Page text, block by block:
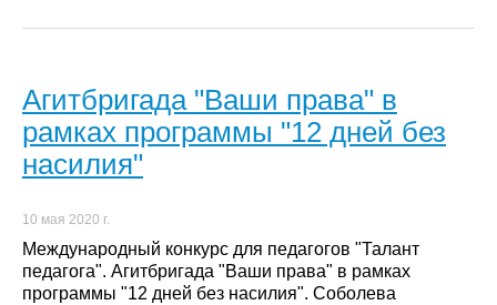
Агитбригада "Ваши права" в
рамках программы "12 дней без
насилия"
10 мая 2020 г.
Международный конкурс для педагогов "Талант
педагога". Агитбригада "Ваши права" в рамках
программы "12 дней без насилия". Соболева